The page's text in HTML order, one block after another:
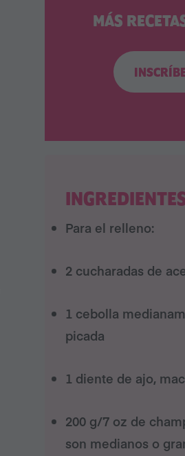
MÁS
Para el relleno:
2 cucharadas de
1 cebolla
picada
1 diente de ajo,
200 g/7 oz de
son medianos o